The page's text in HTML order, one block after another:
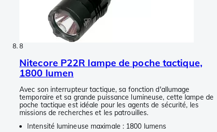
8
Nitecore P22R lampe de poche tactique,
1800 lumen
Avec son interrupteur tactique, sa fonction d'allumage
temporaire et sa grande puissance lumineuse, cette lampe de
poche tactique est idéale pour les agents de sécurité, les
missions de recherches et les patrouilles.
Intensité lumineuse maximale : 1800 lumens